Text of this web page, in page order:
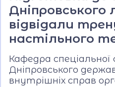
Дніпровського
відвідали
настільного
Кафедра спеціальної
Дніпровського
внутрішніх справ